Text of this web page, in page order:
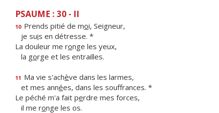
PSAUME : 30 - II
10 Prends pitié de moi, Seigneur,
je suis en détresse. *
La douleur me ronge les yeux,
la gorge et les entrailles.
11 Ma vie s'achève dans les larmes,
et mes années, dans les souffrances. *
Le péché m'a fait perdre mes forces,
il me ronge les os.